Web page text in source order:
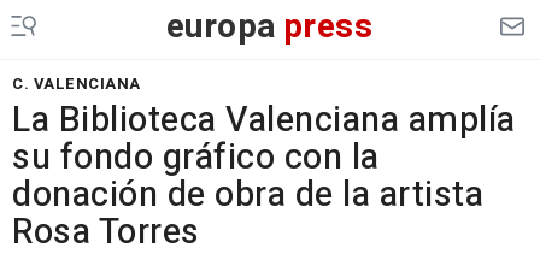
europa press
C. VALENCIANA
La Biblioteca Valenciana amplía
su fondo gráfico con la
donación de obra de la artista
Rosa Torres